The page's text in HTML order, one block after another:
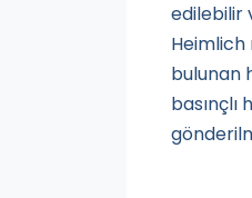
edilebilir
Heimlich
bulunan